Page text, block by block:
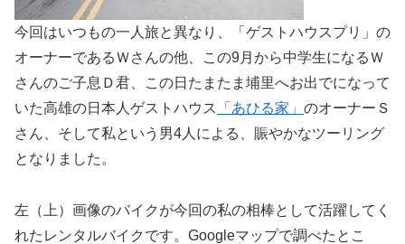
今回はいつもの一人旅と異なり、「ゲストハウスプリ」の
オーナーであるＷさんの他、この9月から中学生になるＷ
さんのご子息Ｄ君、この日たまたま埔里へお出でになって
いた高雄の日本人ゲストハウス
「あひる家」 のオーナーＳ
さん、そして私という男4人による、賑やかなツーリング
となりました。
左（上）画像のバイクが今回の私の相棒として活躍してく
れたレンタルバイクです。Googleマップで調べたとこ